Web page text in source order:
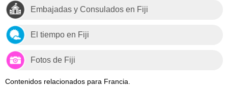
Embajadas y Consulados en Fiji
El tiempo en Fiji
Fotos de Fiji
Contenidos relacionados para Francia.